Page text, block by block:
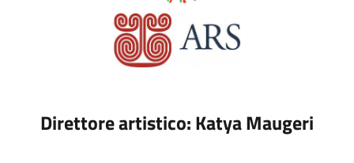
Direttore artistico: Katya Maugeri